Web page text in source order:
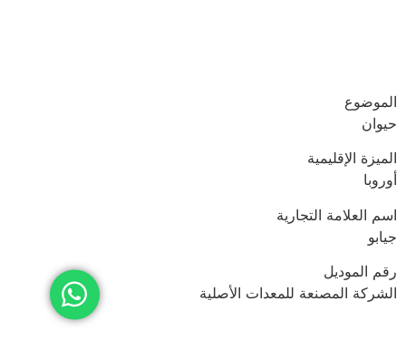
الموضوع
حيوان
الميزة الإقليمية
أوروبا
اسم العلامة التجارية
جيابو
رقم الموديل
الشركة المصنعة للمعدات الأصلية